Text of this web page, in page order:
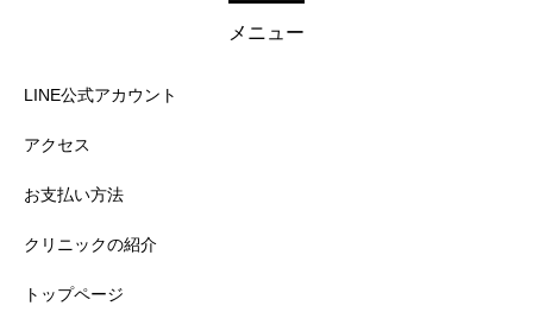
メニュー
LINE公式アカウント
アクセス
お支払い方法
クリニックの紹介
トップページ